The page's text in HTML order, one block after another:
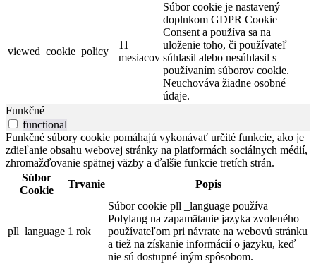
viewed_cookie_policy
11
mesiacov
Súbor cookie je nastavený
doplnkom GDPR Cookie
Consent a používa sa na
uloženie toho, či používateľ
súhlasil alebo nesúhlasil s
používaním súborov cookie.
Neuchováva žiadne osobné
údaje.
Funkčné
functional
Funkčné súbory cookie pomáhajú vykonávať určité funkcie, ako je
zdieľanie obsahu webovej stránky na platformách sociálnych médií,
zhromažďovanie spätnej väzby a ďalšie funkcie tretích strán.
Súbor
Cookie
Trvanie Popis
pll_language 1 rok
Súbor cookie pll _language používa
Polylang na zapamätanie jazyka zvoleného
používateľom pri návrate na webovú stránku
a tiež na získanie informácií o jazyku, keď
nie sú dostupné iným spôsobom.